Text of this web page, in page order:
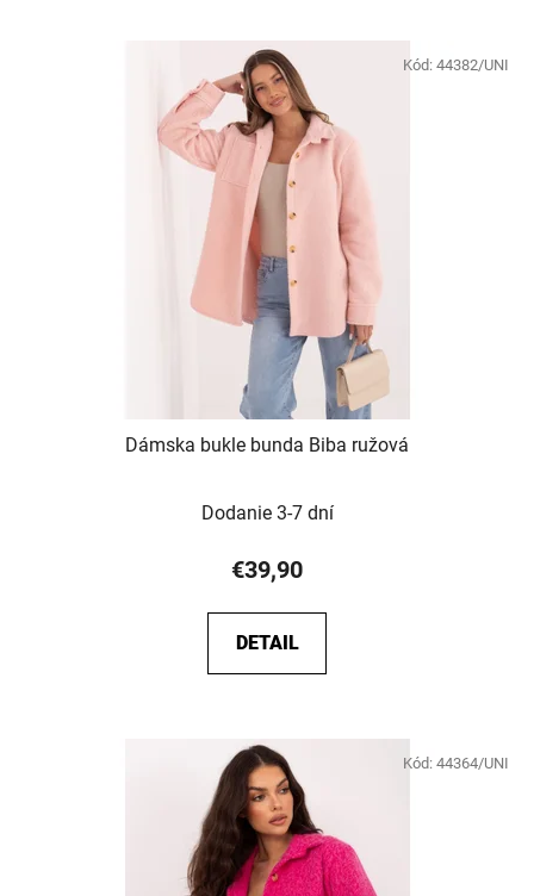
Dámska bukle bunda Biba ružová
Dodanie 3-7 dní
€39,90
DETAIL
Kód: 44382/UNI
Kód: 44364/UNI